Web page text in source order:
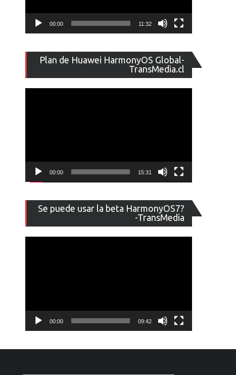
00:00 11:32
Plan de Huawei HarmonyOS Global-
TransMedia.cl
de
vídeo
00:00 15:31
Se puede usar la beta HarmonyOS7?
-TransMedia
de
vídeo
00:00 09:42